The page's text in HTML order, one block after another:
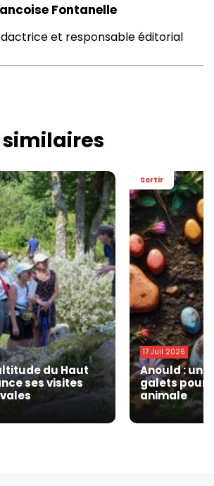
Fontanelle
et responsable éditorial
du Haut
ses visites
Sortir
17 Juil 2026
Anould :
galets pour
animale